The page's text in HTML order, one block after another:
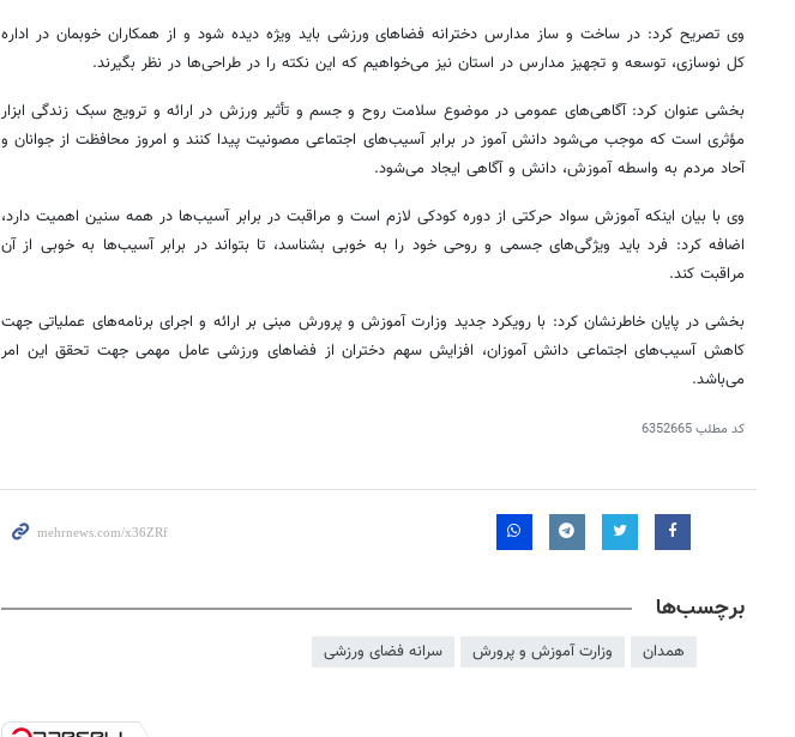
وی تصریح کرد: در ساخت و ساز مدارس دخترانه فضاهای ورزشی باید ویژه دیده شود و از همکاران خوبمان در اداره
کل نوسازی، توسعه و تجهیز مدارس در استان نیز می‌خواهیم که این نکته را در طراحی‌ها در نظر بگیرند.
بخشی عنوان کرد: آگاهی‌های عمومی در موضوع سلامت روح و جسم و تأثیر ورزش در ارائه و ترویج سبک زندگی ابزار
مؤثری است که موجب می‌شود دانش‌ آموز در برابر آسیب‌های اجتماعی مصونیت پیدا کنند و امروز محافظت از جوانان و
آحاد مردم به واسطه آموزش، دانش و آگاهی ایجاد می‌شود.
وی با بیان اینکه آموزش سواد حرکتی از دوره کودکی لازم است و مراقبت در برابر آسیب‌ها در همه سنین اهمیت دارد،
اضافه کرد: فرد باید ویژگی‌های جسمی و روحی خود را به خوبی بشناسد، تا بتواند در برابر آسیب‌ها به خوبی از آن
مراقبت کند.
بخشی در پایان خاطرنشان کرد: با رویکرد جدید وزارت آموزش و پرورش مبنی بر ارائه و اجرای برنامه‌های عملیاتی جهت
کاهش آسیب‌های اجتماعی دانش آموزان، افزایش سهم دختران از فضاهای ورزشی عامل مهمی جهت تحقق این امر
می‌باشد.
کد مطلب6352665
برچسب‌ها
همدان وزارت آموزش و پرورش سرانه فضای ورزشی